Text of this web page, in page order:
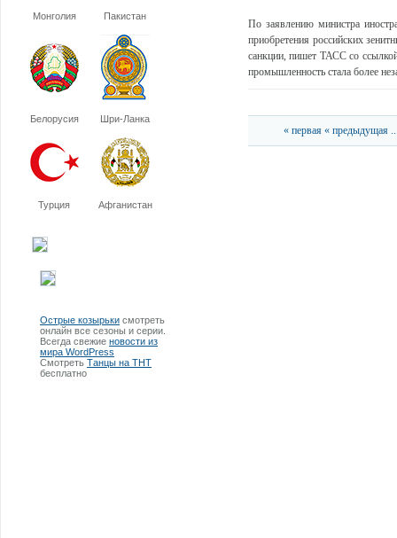
Монголия Пакистан
Белорусия Шри-Ланка
Турция Афганистан
Острые козырьки смотреть
онлайн все сезоны и серии.
Всегда свежие новости из
мира WordPress
Смотреть Танцы на ТНТ
бесплатно
По заявлению министра
приобретения российских
санкции, пишет ТАСС со
промышленность стала более
« первая « предыдущая